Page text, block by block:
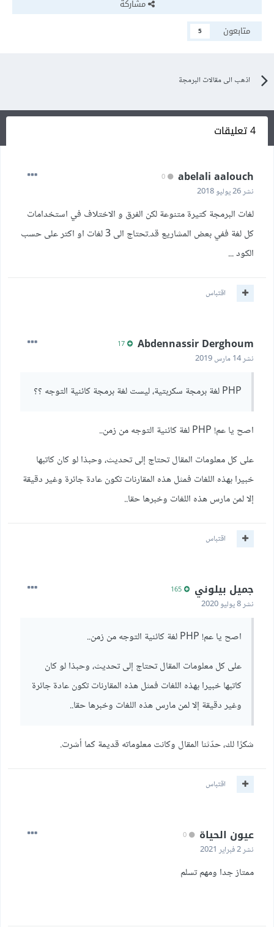
مشاركة
متابعون
5
اذهب الى مقالات البرمجة
4 تعليقات
abelali aalouch
نشر26 يوليو 2018
لغات البرمجة كتيرة متنوعة لكن الفرق و الاختلاف في استخدامات
كل لغة ففي بعض المشاريع قد.تحتاج الى 3 لغات او اكتر على حسب
الكود ...
اقتباس
Abdennassir Derghoum
نشر14 مارس 2019
PHP لغة برمجة سكربتية، ليست لغة برمجة كائنية التوجه ؟؟
اصح يا عم! PHP لغة كائنية التوجه من زمن..
على كل معلومات المقال تحتاج إلى تحديث، وحبذا لو كان كاتبها
خبيرا بهذه اللغات فمثل هذه المقارنات تكون عادة جائرة وغير دقيقة
إلا لمن مارس هذه اللغات وخبرها حقا..
اقتباس
جميل بيلوني
نشر8 يوليو 2020
اصح يا عم! PHP لغة كائنية التوجه من زمن..
على كل معلومات المقال تحتاج إلى تحديث، وحبذا لو كان
كاتبها خبيرا بهذه اللغات فمثل هذه المقارنات تكون عادة جائرة
وغير دقيقة إلا لمن مارس هذه اللغات وخبرها حقا..
شكرًا لك، حدّثنا المقال وكانت معلوماته قديمة كما أشرت.
اقتباس
عيون الحياة
نشر2 فبراير 2021
ممتاز جدا ومهم تسلم